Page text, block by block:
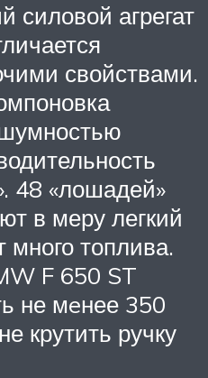
силовой агрегат
свойствами.
48 «лошадей»
в меру легкий
много топлива.
F 650 ST
не мeнее 350
крутить ручку